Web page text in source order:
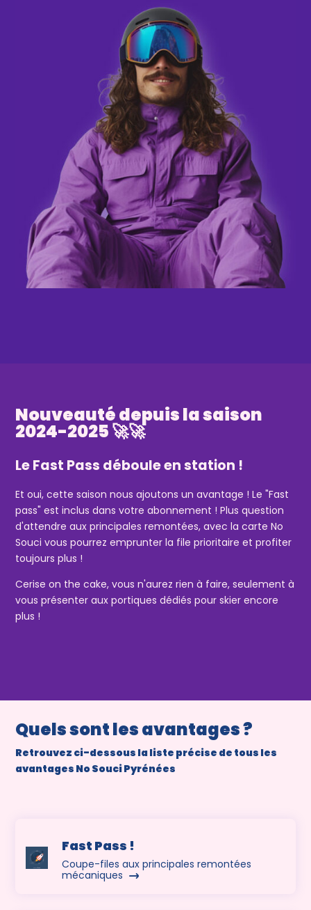
Nouveauté depuis la saison
2024-2025 🚀🚀
Le Fast Pass déboule en station !
Et oui, cette saison nous ajoutons un avantage ! Le "Fast
pass" est inclus dans votre abonnement ! Plus question
d'attendre aux principales remontées, avec la carte No
Souci vous pourrez emprunter la file prioritaire et profiter
toujours plus !
Cerise on the cake, vous n'aurez rien à faire, seulement à
vous présenter aux portiques dédiés pour skier encore
plus !
Quels sont les avantages ?
Retrouvez ci-dessous la liste précise de tous les
avantages No Souci Pyrénées
Fast Pass !
Coupe-files aux principales remontées
mécaniques